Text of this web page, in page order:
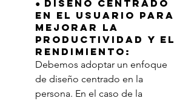
● Diseño centrado
en el usuario para
mejorar la
productividad y el
rendimiento:
Debemos adoptar un enfoque
de diseño centrado en la
persona. En el caso de la